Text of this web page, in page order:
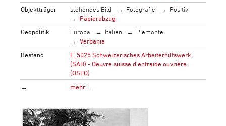
Objektträger
stehendes Bild Fotografie
Positiv
Papierabzug
Geopolitik
Europa Italien
Piemonte
Verbania
Bestand
F_5025 Schweizerisches Arbeiterhilfswerk
(SAH) - Oeuvre suisse d'entraide ouvrière
(OSEO)
→
mehr…